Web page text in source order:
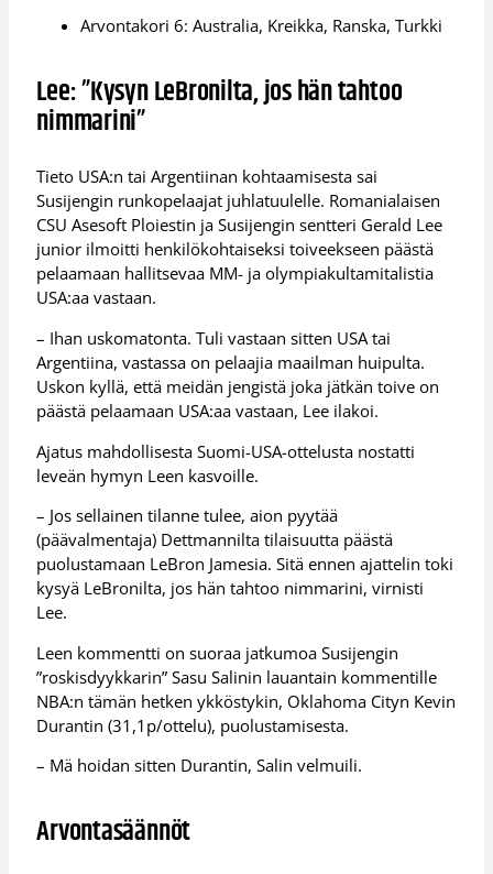
Arvontakori 6: Australia, Kreikka, Ranska, Turkki
Lee: ”Kysyn LeBronilta, jos hän tahtoo
nimmarini”
Tieto USA:n tai Argentiinan kohtaamisesta sai
Susijengin runkopelaajat juhlatuulelle. Romanialaisen
CSU Asesoft Ploiestin ja Susijengin sentteri Gerald Lee
junior ilmoitti henkilökohtaiseksi toiveekseen päästä
pelaamaan hallitsevaa MM- ja olympiakultamitalistia
USA:aa vastaan.
– Ihan uskomatonta. Tuli vastaan sitten USA tai
Argentiina, vastassa on pelaajia maailman huipulta.
Uskon kyllä, että meidän jengistä joka jätkän toive on
päästä pelaamaan USA:aa vastaan, Lee ilakoi.
Ajatus mahdollisesta Suomi-USA-ottelusta nostatti
leveän hymyn Leen kasvoille.
– Jos sellainen tilanne tulee, aion pyytää
(päävalmentaja) Dettmannilta tilaisuutta päästä
puolustamaan LeBron Jamesia. Sitä ennen ajattelin toki
kysyä LeBronilta, jos hän tahtoo nimmarini, virnisti
Lee.
Leen kommentti on suoraa jatkumoa Susijengin
”roskisdyykkarin” Sasu Salinin lauantain kommentille
NBA:n tämän hetken ykköstykin, Oklahoma Cityn Kevin
Durantin (31,1p/ottelu), puolustamisesta.
– Mä hoidan sitten Durantin, Salin velmuili.
Arvontasäännöt